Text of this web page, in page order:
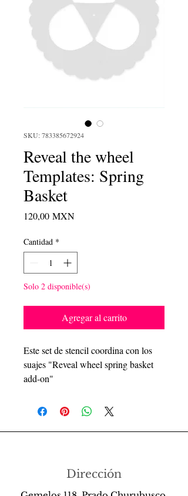
SKU: 783385672924
Reveal the wheel
Templates: Spring
Basket
120,00 MXNPrecio
Cantidad *
Solo 2 disponible(s)
Agregar al carrito
Este set de stencil coordina con los
suajes "Reveal wheel spring basket
add-on"
Dirección